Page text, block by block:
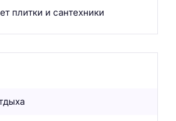
плитки и сантехники